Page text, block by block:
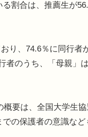
割合は、推薦生が
り、74.6％に同行者
者のうち、「母親」
要は、全国大学生
の保護者の意識など